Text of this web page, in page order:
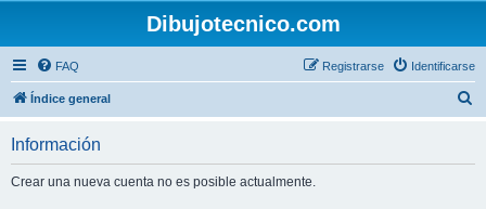
Dibujotecnico.com
FAQ Identificarse
Registrarse
Índice general
Información
Crear una nueva cuenta no es posible actualmente.